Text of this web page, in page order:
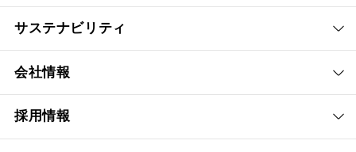
サステナビリティ
会社情報
採用情報